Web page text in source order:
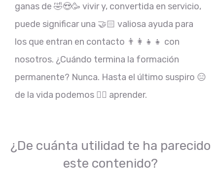
ganas de 🤣😍🥳 vivir y, convertida en servicio,
puede significar una 🤝🏻 valiosa ayuda para
los que entran en contacto 👨‍👩‍👧‍👧 con
nosotros. ¿Cuándo termina la formación
permanente? Nunca. Hasta el último suspiro 😑
de la vida podemos ✍🏻 aprender.
¿De cuánta utilidad te ha parecido
este contenido?